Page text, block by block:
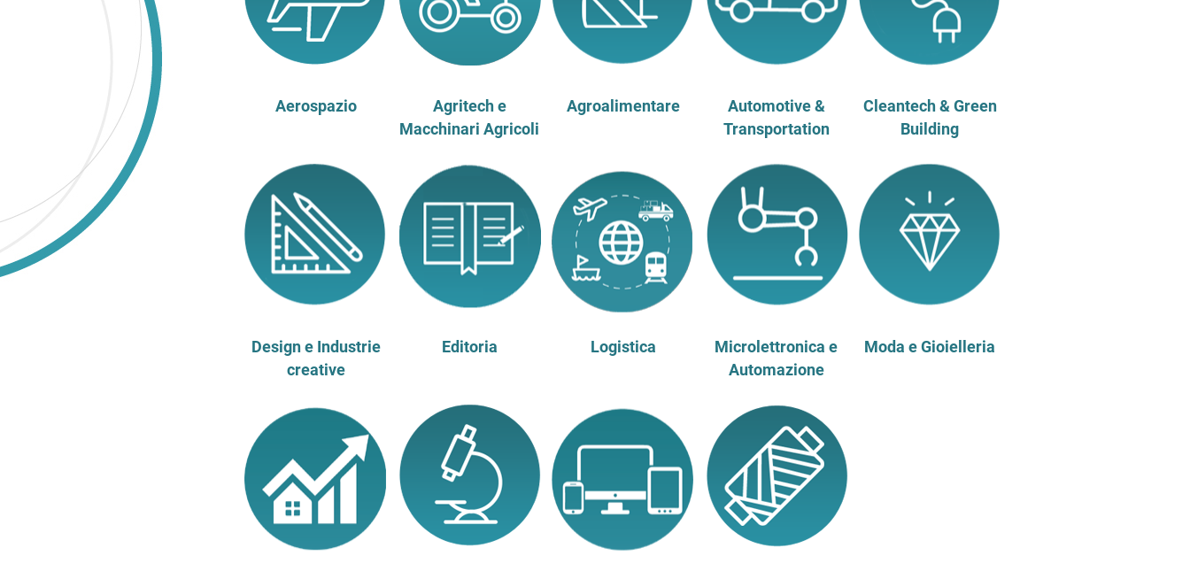
Aerospazio
Agritech e
Macchinari Agricoli
Agroalimentare
Automotive &
Transportation
Cleantech & Green
Building
Design e Industrie
creative
Editoria Logistica
Microlettronica e
Automazione
Moda e Gioielleria